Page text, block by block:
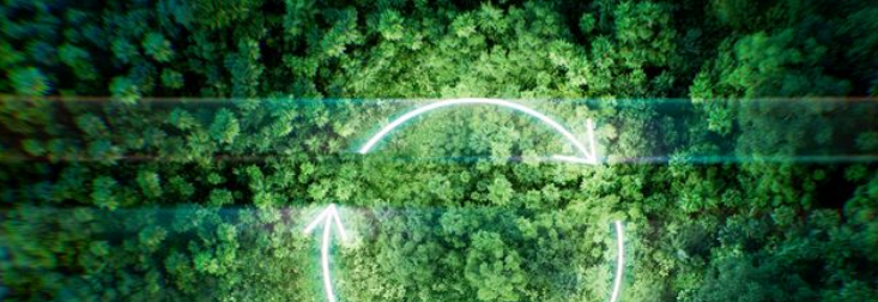
ポイント
2026.08.01
刷」で差別化する方法
2026.07.01
効果的
創業時より長年出版物を手掛けてきた本
りのノウハウを駆使してご提案します。